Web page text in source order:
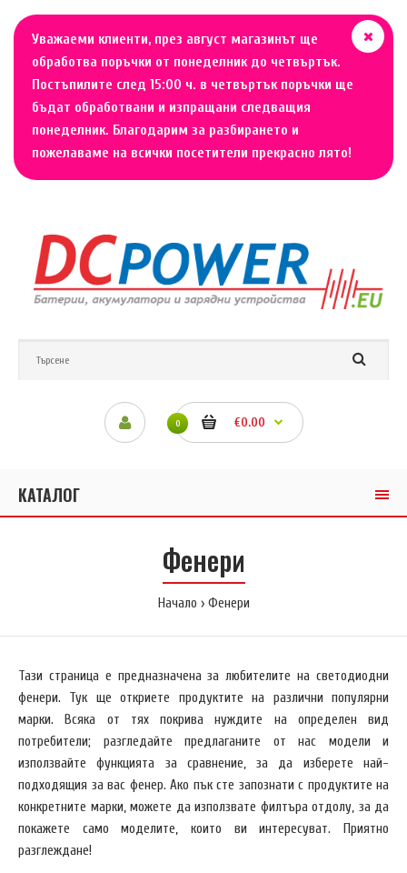
Уважаеми клиенти, през август магазинът ще
обработва поръчки от понеделник до четвъртък.
Постъпилите след 15:00 ч. в четвъртък поръчки ще
бъдат обработвани и изпращани следващия
понеделник. Благодарим за разбирането и
пожелаваме на всички посетители прекрасно лято!
0 €0.00
КАТАЛОГ
Фенери
Начало Фенери
Тази страница е предназначена за любителите на светодиодни
фенери. Тук ще откриете продуктите на различни популярни
марки. Всяка от тях покрива нуждите на определен вид
потребители; разгледайте предлаганите от нас модели и
използвайте функцията за сравнение, за да изберете най-
подходящия за вас фенер. Ако пък сте запознати с продуктите на
конкретните марки, можете да използвате филтъра отдолу, за да
покажете само моделите, които ви интересуват. Приятно
разглеждане!